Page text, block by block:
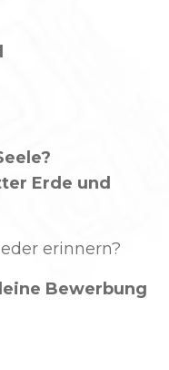
Erde und
erinnern?
Bewerbung